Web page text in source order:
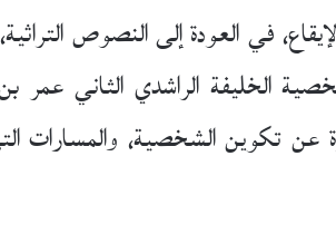
في العودة إلى النصوص
الخليفة الراشدي الثاني
عن تكوين الشخصية، والمسارات